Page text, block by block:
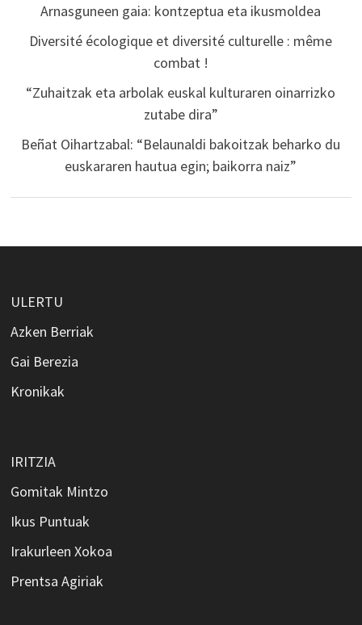
Arnasguneen gaia: kontzeptua eta ikusmoldea
Diversité écologique et diversité culturelle : même
combat !
“Zuhaitzak eta arbolak euskal kulturaren oinarrizko
zutabe dira”
Beñat Oihartzabal: “Belaunaldi bakoitzak beharko du
euskararen hautua egin; baikorra naiz”
ULERTU
Azken Berriak
Gai Berezia
Kronikak
IRITZIA
Gomitak Mintzo
Ikus Puntuak
Irakurleen Xokoa
Prentsa Agiriak